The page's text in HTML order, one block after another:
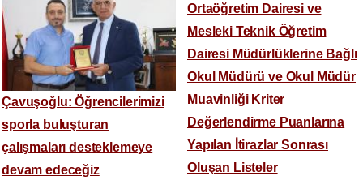
Çavuşoğlu: Öğrencilerimizi
sporla buluşturan
çalışmaları desteklemeye
devam edeceğiz
Ortaöğretim Dairesi ve
Mesleki Teknik Öğretim
Dairesi Müdürlüklerine Bağlı
Okul Müdürü ve Okul Müdür
Muavinliği Kriter
Değerlendirme Puanlarına
Yapılan İtirazlar Sonrası
Oluşan Listeler